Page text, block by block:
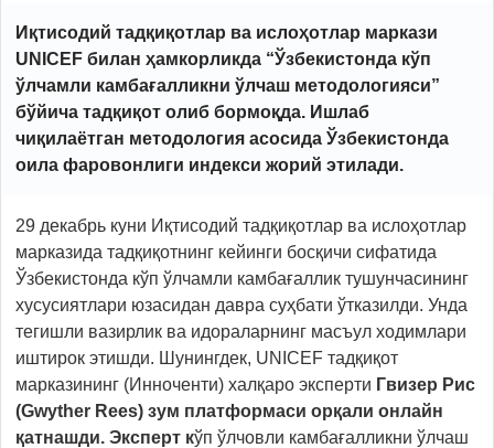
Иқтисодий тадқиқотлар ва ислоҳотлар маркази
UNICEF билан ҳамкорликда “Ўзбекистонда кўп
ўлчамли камбағалликни ўлчаш методологияси”
бўйича тадқиқот олиб бормоқда. Ишлаб
чиқилаётган методология асосида Ўзбекистонда
оила фаровонлиги индекси жорий этилади.
29 декабрь куни Иқтисодий тадқиқотлар ва ислоҳотлар
марказида тадқиқотнинг кейинги босқичи сифатида
Ўзбекистонда кўп ўлчамли камбағаллик тушунчасининг
хусусиятлари юзасидан давра суҳбати ўтказилди. Унда
тегишли вазирлик ва идораларнинг масъул ходимлари
иштирок этишди. Шунингдек, UNICEF тадқиқот
марказининг (Инноченти) халқаро эксперти Гвизер Рис
(Gwyther Rees) зум платформаси орқали онлайн
қатнашди. Эксперт кўп ўлчовли камбағалликни ўлчаш